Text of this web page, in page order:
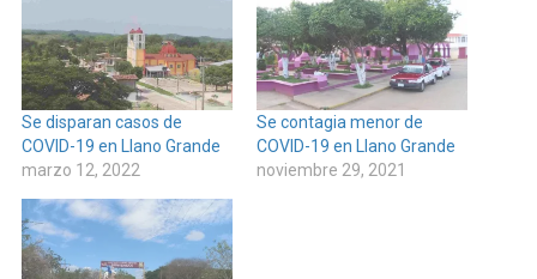
Se disparan casos de
COVID-19 en Llano Grande
marzo 12, 2022
Se contagia menor de
COVID-19 en Llano Grande
noviembre 29, 2021